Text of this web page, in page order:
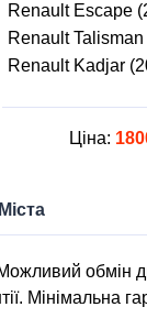
Renault Escape
Renault
Renault Kadjar
Ціна:
Міста
обмін
Мінімальна